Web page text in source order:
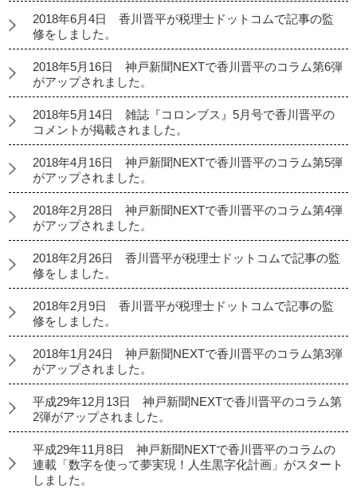
2018年6月4日 香川晋平が税理士ドットコムで記事の監
修をしました。
2018年5月16日 神戸新聞NEXTで香川晋平のコラム第6弾
がアップされました。
2018年5月14日 雑誌『コロンブス』5月号で香川晋平の
コメントが掲載されました。
2018年4月16日 神戸新聞NEXTで香川晋平のコラム第5弾
がアップされました。
2018年2月28日 神戸新聞NEXTで香川晋平のコラム第4弾
がアップされました。
2018年2月26日 香川晋平が税理士ドットコムで記事の監
修をしました。
2018年2月9日 香川晋平が税理士ドットコムで記事の監
修をしました。
2018年1月24日 神戸新聞NEXTで香川晋平のコラム第3弾
がアップされました。
平成29年12月13日 神戸新聞NEXTで香川晋平のコラム第
2弾がアップされました。
平成29年11月8日 神戸新聞NEXTで香川晋平のコラムの
連載「数字を使って夢実現！人生黒字化計画」がスタート
しました。